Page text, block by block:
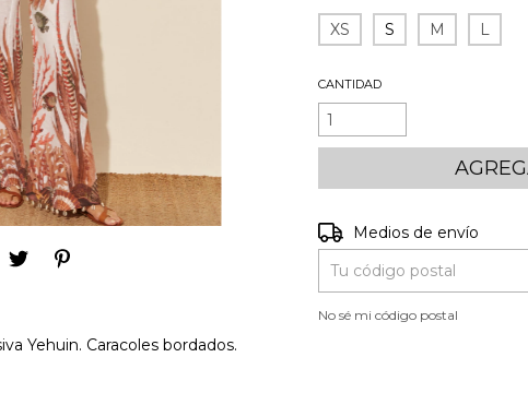
Yehuin. Caracoles bordados.
XS S M L
CANTIDAD
Entregas para el CP:
Medios de envío
No sé mi código postal